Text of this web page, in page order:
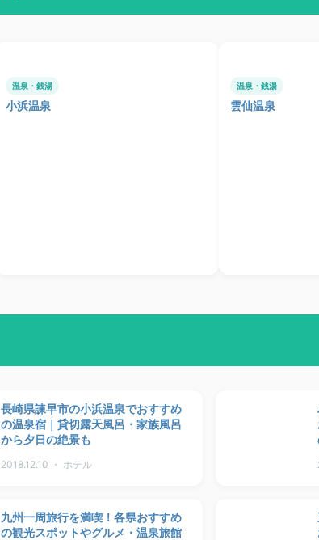
温泉・銭湯
小浜温泉
温泉・銭湯
雲仙温泉
長崎県諫早市の小浜温泉でおすすめ
の温泉宿｜貸切露天風呂・家族風呂
から夕日の絶景も
2018.12.10 ・ ホテル
九州一周旅行を満喫！各県おすすめ
の観光スポットやグルメ・温泉旅館